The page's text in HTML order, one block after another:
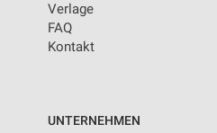
Verlage
FAQ
Kontakt
UNTERNEHMEN